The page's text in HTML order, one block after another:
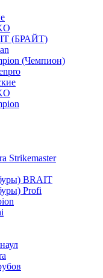
(БРАЙТ)
(Чемпион)
Strikemaster
BRAIT
Profi